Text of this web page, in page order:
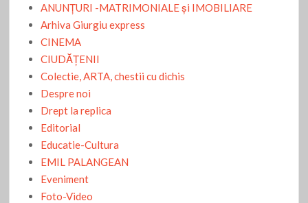
ANUNŢURI -MATRIMONIALE şi IMOBILIARE
Arhiva Giurgiu express
CINEMA
CIUDĂŢENII
Colectie, ARTA, chestii cu dichis
Despre noi
Drept la replica
Editorial
Educatie-Cultura
EMIL PALANGEAN
Eveniment
Foto-Video